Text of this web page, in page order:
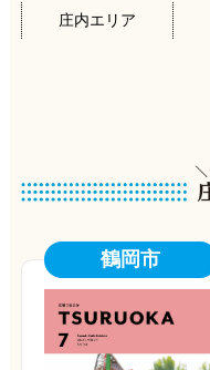
庄内エリア
鶴岡市